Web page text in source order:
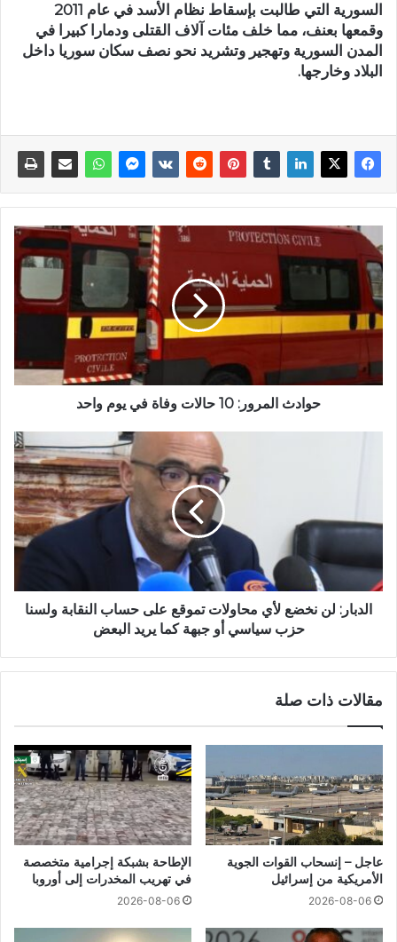
السورية التي طالبت بإسقاط نظام الأسد في عام 2011
وقمعها بعنف، مما خلف مئات آلاف القتلى ودمارا كبيرا في
المدن السورية وتهجير وتشريد نحو نصف سكان سوريا داخل
البلاد وخارجها.
حوادث المرور: 10 حالات وفاة في يوم واحد
الدبار: لن نخضع لأي محاولات تموقع على حساب النقابة ولسنا
حزب سياسي أو جبهة كما يريد البعض
مقالات ذات صلة
عاجل – إنسحاب القوات الجوية
الأمريكية من إسرائيل
2026-08-06
الإطاحة بشبكة إجرامية متخصصة
في تهريب المخدرات إلى أوروبا
2026-08-06